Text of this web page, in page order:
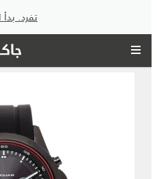
تفرد. بدأ